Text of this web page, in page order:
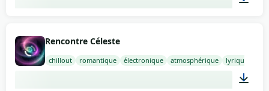
Rencontre Céleste
chillout romantique électronique atmosphérique lyrique